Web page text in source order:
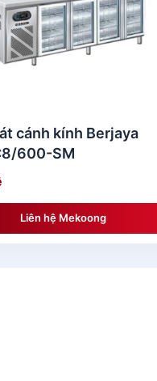
cánh kính Berjaya
600-SM
Liên hệ Mekoong